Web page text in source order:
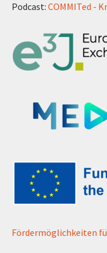
Podcast: COMMITed -
Fördermöglichkeiten